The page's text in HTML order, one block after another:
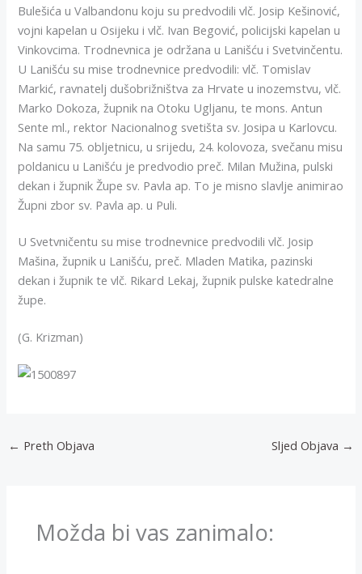
Bulešića u Valbandonu koju su predvodili vlč. Josip Kešinović,
vojni kapelan u Osijeku i vlč. Ivan Begović, policijski kapelan u
Vinkovcima. Trodnevnica je održana u Lanišću i Svetvinčentu.
U Lanišću su mise trodnevnice predvodili: vlč. Tomislav
Markić, ravnatelj dušobrižništva za Hrvate u inozemstvu, vlč.
Marko Dokoza, župnik na Otoku Ugljanu, te mons. Antun
Sente ml., rektor Nacionalnog svetišta sv. Josipa u Karlovcu.
Na samu 75. obljetnicu, u srijedu, 24. kolovoza, svečanu misu
poldanicu u Lanišću je predvodio preč. Milan Mužina, pulski
dekan i župnik Župe sv. Pavla ap. To je misno slavlje animirao
Župni zbor sv. Pavla ap. u Puli.
U Svetvničentu su mise trodnevnice predvodili vlč. Josip
Mašina, župnik u Lanišću, preč. Mladen Matika, pazinski
dekan i župnik te vlč. Rikard Lekaj, župnik pulske katedralne
župe.
(G. Krizman)
← Preth Objava Sljed Objava →
Možda bi vas zanimalo: